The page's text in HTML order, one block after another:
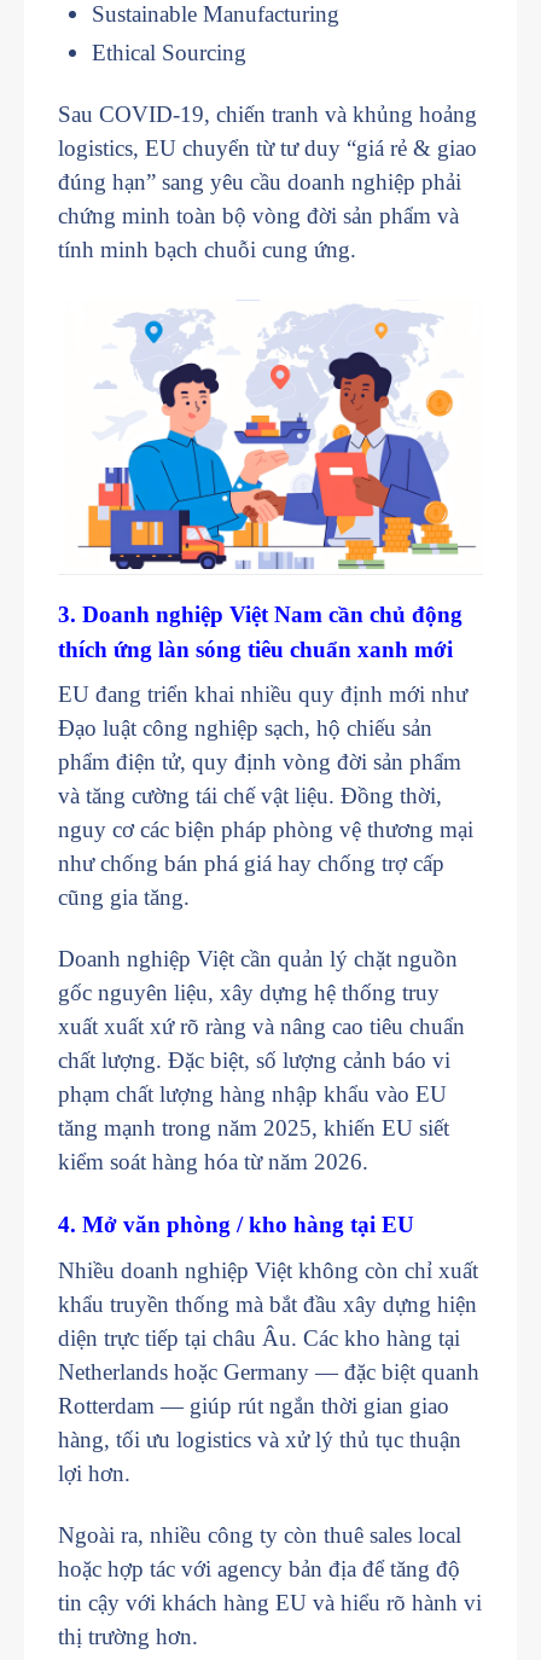
Sustainable Manufacturing
Ethical Sourcing
Sau COVID-19, chiến tranh và khủng hoảng
logistics, EU chuyển từ tư duy “giá rẻ & giao
đúng hạn” sang yêu cầu doanh nghiệp phải
chứng minh toàn bộ vòng đời sản phẩm và
tính minh bạch chuỗi cung ứng.
3. Doanh nghiệp Việt Nam cần chủ động
thích ứng làn sóng tiêu chuẩn xanh mới
EU đang triển khai nhiều quy định mới như
Đạo luật công nghiệp sạch, hộ chiếu sản
phẩm điện tử, quy định vòng đời sản phẩm
và tăng cường tái chế vật liệu. Đồng thời,
nguy cơ các biện pháp phòng vệ thương mại
như chống bán phá giá hay chống trợ cấp
cũng gia tăng.
Doanh nghiệp Việt cần quản lý chặt nguồn
gốc nguyên liệu, xây dựng hệ thống truy
xuất xuất xứ rõ ràng và nâng cao tiêu chuẩn
chất lượng. Đặc biệt, số lượng cảnh báo vi
phạm chất lượng hàng nhập khẩu vào EU
tăng mạnh trong năm 2025, khiến EU siết
kiểm soát hàng hóa từ năm 2026.
4. Mở văn phòng / kho hàng tại EU
Nhiều doanh nghiệp Việt không còn chỉ xuất
khẩu truyền thống mà bắt đầu xây dựng hiện
diện trực tiếp tại châu Âu. Các kho hàng tại
Netherlands hoặc Germany — đặc biệt quanh
Rotterdam — giúp rút ngắn thời gian giao
hàng, tối ưu logistics và xử lý thủ tục thuận
lợi hơn.
Ngoài ra, nhiều công ty còn thuê sales local
hoặc hợp tác với agency bản địa để tăng độ
tin cậy với khách hàng EU và hiểu rõ hành vi
thị trường hơn.